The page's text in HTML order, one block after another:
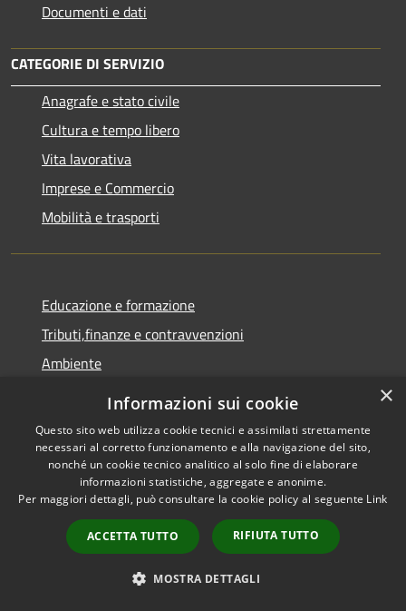
Documenti e dati
CATEGORIE DI SERVIZIO
Anagrafe e stato civile
Cultura e tempo libero
Vita lavorativa
Imprese e Commercio
Mobilità e trasporti
Educazione e formazione
Tributi,finanze e contravvenzioni
Ambiente
Salute, benessere e assistenza
Autorizzazioni
NOVITÀ
Notizie
Comunicati
×
Informazioni sui cookie
Questo sito web utilizza cookie tecnici e assimilati strettamente
necessari al corretto funzionamento e alla navigazione del sito,
nonché un cookie tecnico analitico al solo fine di elaborare
informazioni statistiche, aggregate e anonime.
Per maggiori dettagli, può consultare la cookie policy al seguente Link
ACCETTA TUTTO RIFIUTA TUTTO
MOSTRA DETTAGLI